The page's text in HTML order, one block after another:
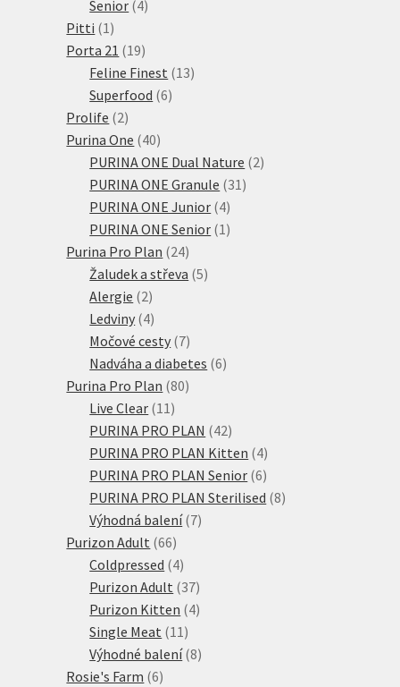
produktů
Senior 44
Pitti 1 1
produkt
Porta 21 1919
produktů
Feline Finest 1313
Superfood 66
Prolife 22
produkty
Purina One 4040
produktů
PURINA ONE Dual Nature 22
PURINA ONE Granule 31 31
PURINA ONE Junior 44
produkty
PURINA ONE Senior 1 1
Purina Pro Plan 2424
produktů
Žaludek a střeva 55
Alergie 22
produkty
Ledviny 44
produkty
Močové cesty 77
produktů
Nadváha a diabetes 66
Purina Pro Plan 8080
Live Clear 11 11
produktů
PURINA PRO PLAN 4242
produktů
PURINA PRO PLAN Kitten 44
produkty
PURINA PRO PLAN Senior 66
produktů
PURINA PRO PLAN Sterilised 88
Výhodná balení 77
Purizon Adult 6666
produktů
Coldpressed 44
produkty
Purizon Adult 3737
produktů
Purizon Kitten 44
Single Meat 11 11
produktů
Výhodné balení 88
Rosie's Farm 66